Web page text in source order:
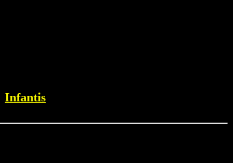
Infantis